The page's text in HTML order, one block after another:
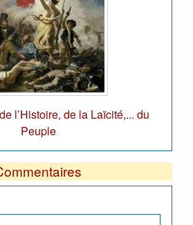
l’Histoire, de la Laïcité,... du
Peuple